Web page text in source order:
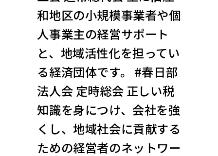
和地区の小規模事業者や個
人事業主の経営サポート
と、地域活性化を担ってい
る経済団体です。 #春日部
法人会 定時総会 正しい税
知識を身につけ、会社を強
くし、地域社会に貢献する
ための経営者のネットワー